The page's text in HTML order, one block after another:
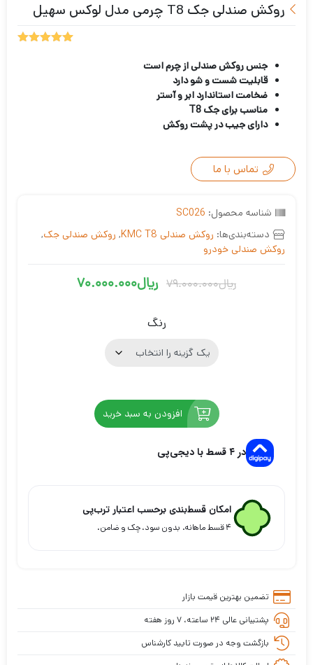
روکش صندلی جک T8 چرمی مدل لوکس سهیل
جنس روکش صندلی از چرم است
قابلیت شست و شو دارد
ضخامت استاندارد ابر و آستر
مناسب برای جک T8
دارای جیب در پشت روکش
تماس با ما
شناسه محصول: SC026
دسته‌بندی‌ها: روکش صندلی KMC T8 , روکش صندلی جک,
روکش صندلی خودرو
ریال79.000.000 قیمت
اصلی
بود.
ریال70.000.000قیمت
فعلی
است.
رنگ
افزودن به سبد خرید
در ۴ قسط با دیجی‌پی
امکان قسط‌بندی برحسب اعتبار ترب‌پی
۴ قسط ماهانه. بدون سود، چک و ضامن.
تضمین بهترین قیمت بازار
پشتیبانی عالی ۲۴ ساعته، ۷ روز هفته
بازگشت وجه در صورت تایید کارشناس